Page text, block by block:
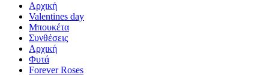
Αρχική
Valentines day
Μπουκέτα
Συνθέσεις
Αρχική
Φυτά
Forever Roses